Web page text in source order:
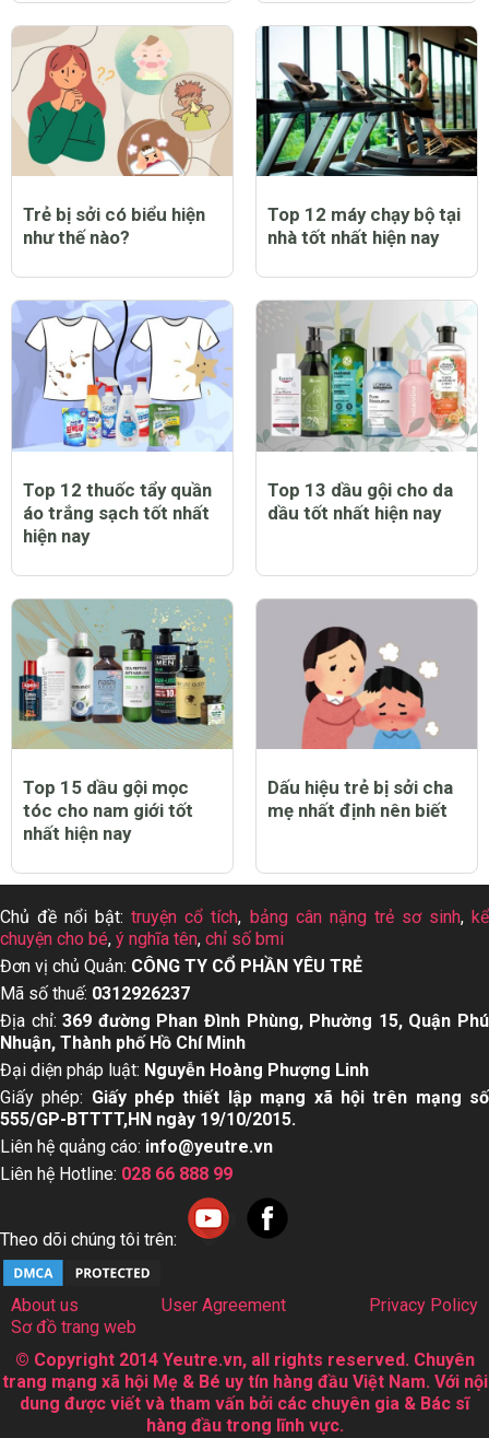
Trẻ bị sởi có biểu hiện
như thế nào?
Top 12 máy chạy bộ tại
nhà tốt nhất hiện nay
Top 12 thuốc tẩy quần
áo trắng sạch tốt nhất
hiện nay
Top 13 dầu gội cho da
dầu tốt nhất hiện nay
Top 15 dầu gội mọc
tóc cho nam giới tốt
nhất hiện nay
Dấu hiệu trẻ bị sởi cha
mẹ nhất định nên biết
Chủ đề nổi bật:truyện cổ tích, bảng cân nặng trẻ sơ sinh,kể
chuyện cho bé, ý nghĩa tên, chỉ số bmi
Đơn vị chủ Quản: CÔNG TY CỔ PHẦN YÊU TRẺ
Mã số thuế: 0312926237
Địa chỉ:369 đường Phan Đình Phùng, Phường 15, Quận Phú
Nhuận, Thành phố Hồ Chí Minh
Đại diện pháp luật: Nguyễn Hoàng Phượng Linh
Giấy phép: Giấy phép thiết lập mạng xã hội trên mạng số
555/GP-BTTTT,HN ngày 19/10/2015.
Liên hệ quảng cáo: info@yeutre.vn
Liên hệ Hotline: 028 66 888 99
Theo dõi chúng tôi trên:
About us User Agreement
Privacy Policy
Sơ đồ trang web
© Copyright 2014 Yeutre.vn, all rights reserved. Chuyên
trang mạng xã hội Mẹ & Bé uy tín hàng đầu Việt Nam. Với nội
dung được viết và tham vấn bởi các chuyên gia & Bác sĩ
hàng đầu trong lĩnh vực.